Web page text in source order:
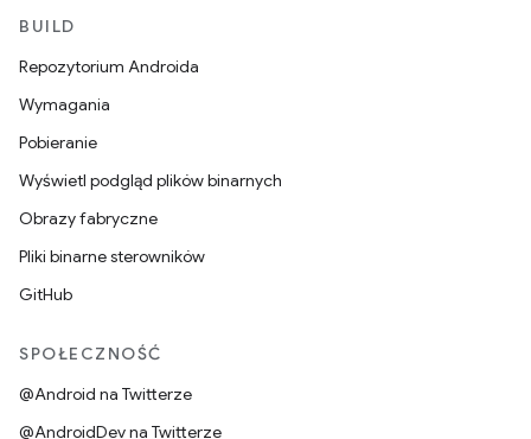
BUILD
Repozytorium Androida
Wymagania
Pobieranie
Wyświetl podgląd plików binarnych
Obrazy fabryczne
Pliki binarne sterowników
GitHub
SPOŁECZNOŚĆ
@Android na Twitterze
@AndroidDev na Twitterze